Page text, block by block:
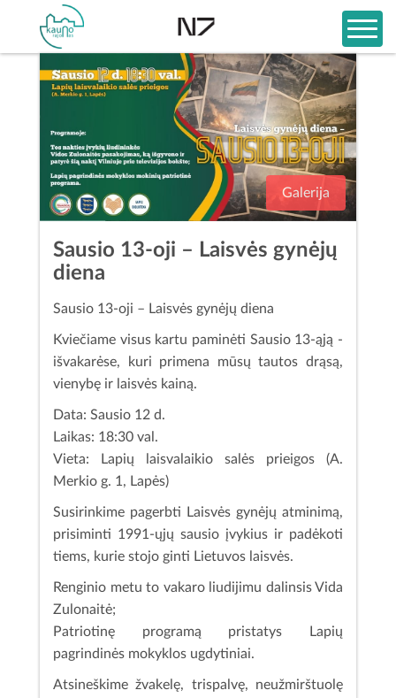
Galerija
Sausio 13-oji – Laisvės gynėjų
diena
Sausio 13-oji – Laisvės gynėjų diena
Kviečiame visus kartu paminėti Sausio 13-ąją -
išvakarėse, kuri primena mūsų tautos drąsą,
vienybę ir laisvės kainą.
Data: Sausio 12 d.
Laikas: 18:30 val.
Vieta: Lapių laisvalaikio salės prieigos (A.
Merkio g. 1, Lapės)
Susirinkime pagerbti Laisvės gynėjų atminimą,
prisiminti 1991-ųjų sausio įvykius ir padėkoti
tiems, kurie stojo ginti Lietuvos laisvės.
Renginio metu to vakaro liudijimu dalinsis Vida
Zulonaitė;
Patriotinę programą pristatys Lapių
pagrindinės mokyklos ugdytiniai.
Atsineškime žvakelę, trispalvę, neužmirštuolę